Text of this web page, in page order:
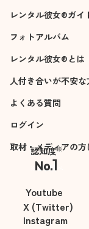
レンタル彼女®ガイ
フォトアルバム
レンタル彼女®とは
人付き合いが不安な
よくある質問
ログイン
取材・メディアの方
認知度※
No.1
※自社調べ
Youtube
X (Twitter)
Instagram